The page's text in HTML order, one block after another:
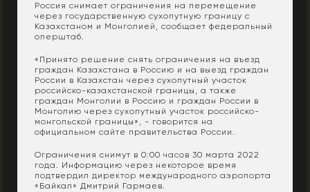
Россия снимает ограничения на перемещение
через государственную сухопутную границу с
Казахстаном и Монголией, сообщает федеральный
оперштаб.
«Принято решение снять ограничения на въезд
граждан Казахстана в Россию и на выезд граждан
России в Казахстан через сухопутный участок
российско-казахстанской границы, а также
граждан Монголии в Россию и граждан России в
Монголию через сухопутный участок российско-
монгольской границы», - говорится на
официальном сайте правительства России.
Ограничения снимут в 0:00 часов 30 марта 2022
года. Информацию через некоторое время
подтвердил директор международного аэропорта
«Байкал» Дмитрий Гармаев.